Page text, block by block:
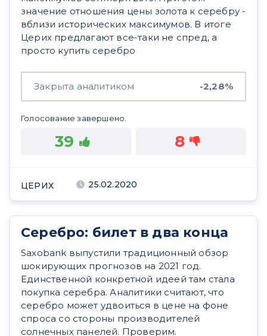
значение отношения цены золота к серебру -
вблизи исторических максимумов. В итоге
Церих предлагают все-таки не спред, а
просто купить серебро
Закрыта аналитиком -2,28%
Голосование завершено.
39 8
ЦЕРИХ 25.02.2020
Серебро: билет в два конца
Saxobank выпустили традиционный обзор
шокирующих прогнозов на 2021 год.
Единственной конкретной идеей там стала
покупка серебра. Аналитики считают, что
серебро может удвоиться в цене на фоне
спроса со стороны производителей
солнечных панелей. Проверим.